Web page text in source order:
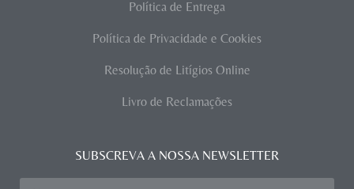
Política de Entrega
Política de Privacidade e Cookies
Resolução de Litígios Online
Livro de Reclamações
SUBSCREVA A NOSSA NEWSLETTER